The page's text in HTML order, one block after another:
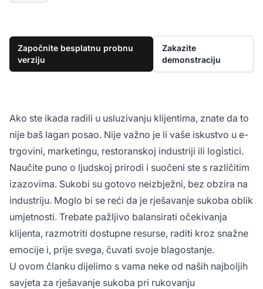
Započnite besplatnu probnu
verziju
Zakazite
demonstraciju
Ako ste ikada radili u usluzivanju klijentima, znate da to
nije baš lagan posao. Nije važno je li vaše iskustvo u e-
trgovini, marketingu, restoranskoj industriji ili logistici.
Naučite puno o ljudskoj prirodi i suočeni ste s različitim
izazovima. Sukobi su gotovo neizbježni, bez obzira na
industriju. Moglo bi se reći da je rješavanje sukoba oblik
umjetnosti. Trebate pažljivo balansirati očekivanja
klijenta, razmotriti dostupne resurse, raditi kroz snažne
emocije i, prije svega, čuvati svoje blagostanje.
U ovom članku dijelimo s vama neke od naših najboljih
savjeta za rješavanje sukoba pri rukovanju